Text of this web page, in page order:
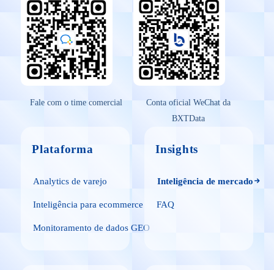
Fale com o time comercial
Conta oficial WeChat da
BXTData
Plataforma
Analytics de varejo
Inteligência para ecommerce
Monitoramento de dados GEO
Insights
Inteligência de mercado
FAQ